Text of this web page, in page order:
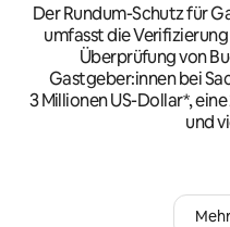
Der Rundum-Schutz für
umfasst die
Überprüfung von
Gastgeber:innen bei
3 Millionen US-Dollar*,
und